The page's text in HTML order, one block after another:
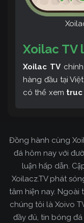
Xoilac TV
Xoilac TV
hàng đầu tại
có thể xem truc
tin về bóng đá
Đồng hành cùng
đá hôm nay với
luận hấp dẫn.
Xoilacz.TV phát
tâm hiện nay. Ngoài
chúng tôi là Xoivo
đầy đủ, tin bóng